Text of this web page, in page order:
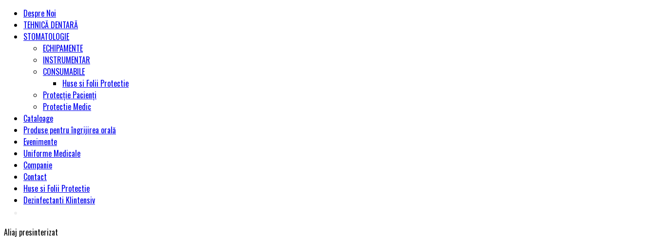
Despre Noi
TEHNICĂ DENTARĂ
STOMATOLOGIE
ECHIPAMENTE
INSTRUMENTAR
CONSUMABILE
Huse si Folii Protectie
Protecție Pacienți
Protectie Medic
Cataloage
Produse pentru îngrijirea orală
Evenimente
Uniforme Medicale
Companie
Contact
Huse si Folii Protectie
Dezinfectanti Klintensiv
Aliaj presinterizat